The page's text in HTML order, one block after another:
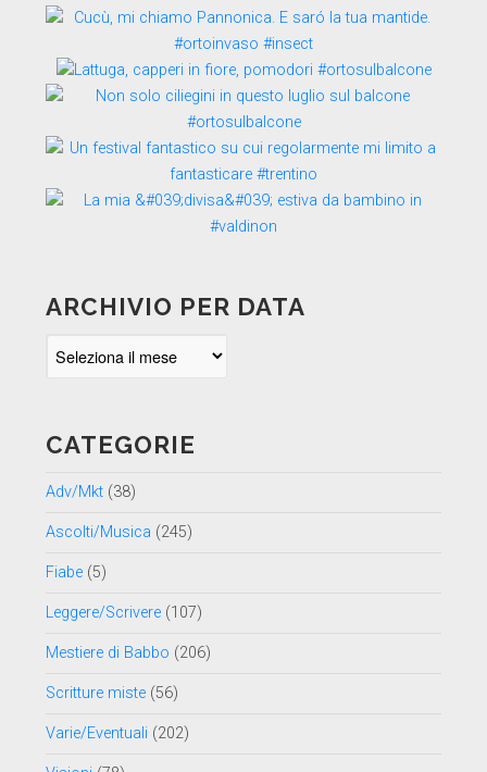
ARCHIVIO PER DATA
CATEGORIE
Adv/Mkt(38)
Ascolti/Musica (245)
Fiabe(5)
Leggere/Scrivere(107)
Mestiere di Babbo (206)
Scritture miste(56)
Varie/Eventuali (202)